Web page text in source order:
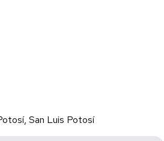
lo hace muy práctico y cómodo
nuestras manos.
San Luis Potosí